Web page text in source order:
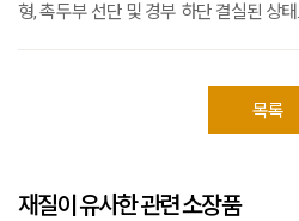
형, 촉두부 선단 및 경부 하단 결실된 상태.
목록
재질이 유사한 관련 소장품